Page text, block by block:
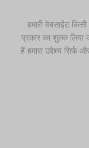
हमारी वेबसाईट
प्रकार का शुल्क लिया
हैं हमारा उद्देश्य सिर्फ